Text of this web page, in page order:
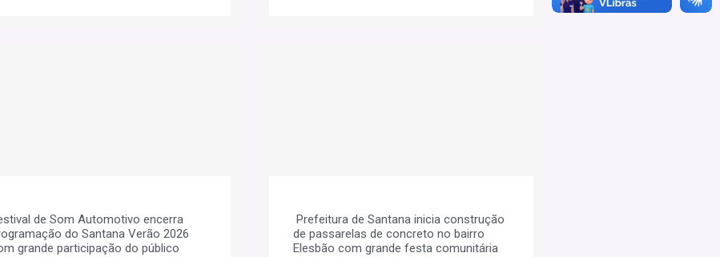
de Som Automotivo encerra
do Santana Verão 2026
grande participação do público
Prefeitura de Santana inicia construção
de passarelas de concreto no bairro
Elesbão com grande festa comunitária